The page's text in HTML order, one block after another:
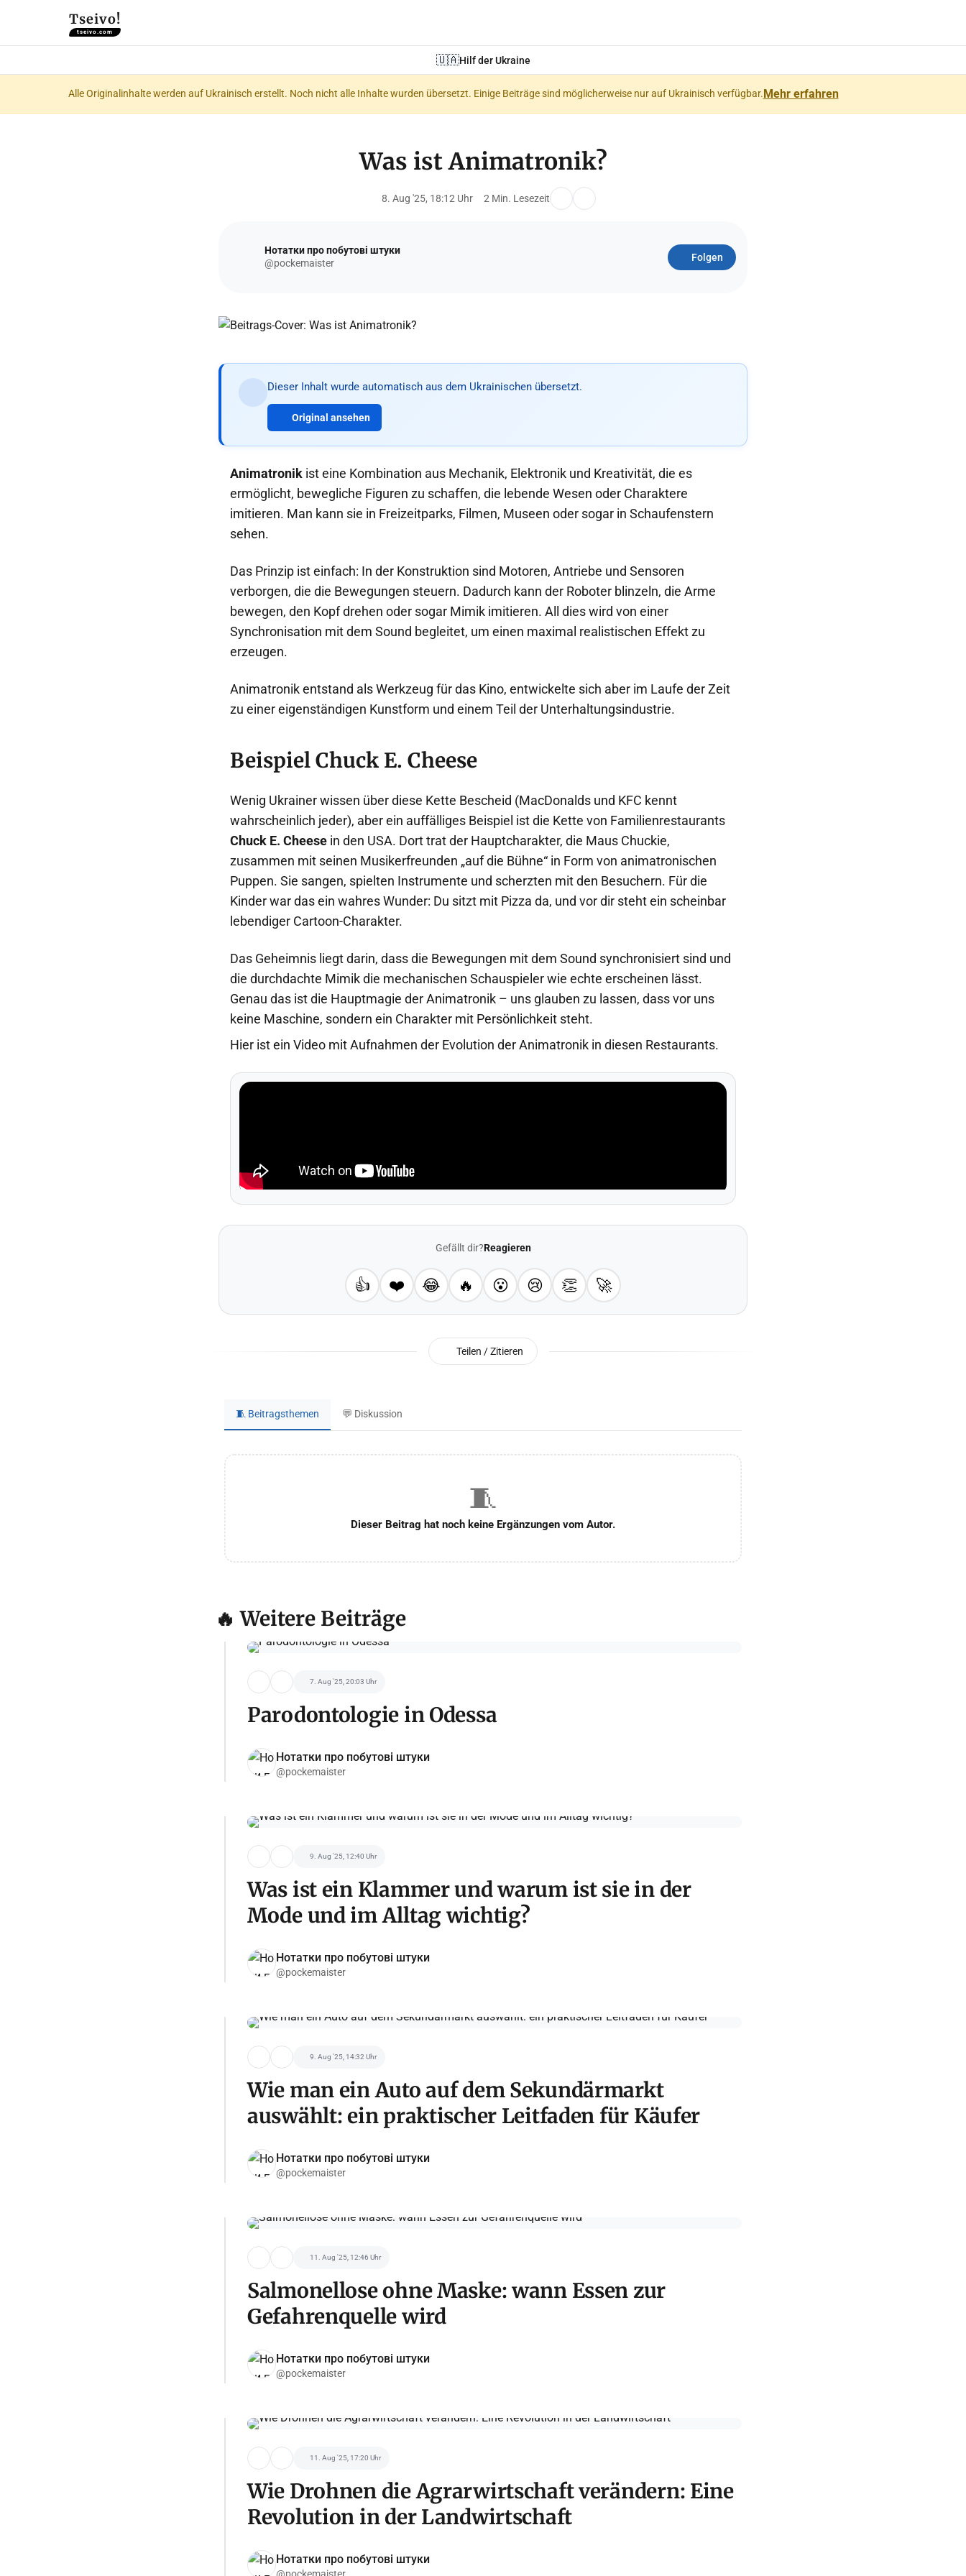
Tseivo!
tseivo.com
🇺🇦Hilf der Ukraine
Alle Originalinhalte werden auf Ukrainisch erstellt. Noch nicht alle Inhalte wurden übersetzt. Einige Beiträge sind möglicherweise nur auf Ukrainisch verfügbar.Mehr erfahren
Was ist Animatronik?
8. Aug '25, 18:12 Uhr 2 Min. Lesezeit
Нотатки про побутові штуки
@pockemaister
Folgen
Dieser Inhalt wurde automatisch aus dem Ukrainischen übersetzt.
Original ansehen
Animatronik ist eine Kombination aus Mechanik, Elektronik und Kreativität, die es
ermöglicht, bewegliche Figuren zu schaffen, die lebende Wesen oder Charaktere
imitieren. Man kann sie in Freizeitparks, Filmen, Museen oder sogar in Schaufenstern
sehen.
Das Prinzip ist einfach: In der Konstruktion sind Motoren, Antriebe und Sensoren
verborgen, die die Bewegungen steuern. Dadurch kann der Roboter blinzeln, die Arme
bewegen, den Kopf drehen oder sogar Mimik imitieren. All dies wird von einer
Synchronisation mit dem Sound begleitet, um einen maximal realistischen Effekt zu
erzeugen.
Animatronik entstand als Werkzeug für das Kino, entwickelte sich aber im Laufe der Zeit
zu einer eigenständigen Kunstform und einem Teil der Unterhaltungsindustrie.
Beispiel Chuck E. Cheese
Wenig Ukrainer wissen über diese Kette Bescheid (MacDonalds und KFC kennt
wahrscheinlich jeder), aber ein auffälliges Beispiel ist die Kette von Familienrestaurants
Chuck E. Cheese in den USA. Dort trat der Hauptcharakter, die Maus Chuckie,
zusammen mit seinen Musikerfreunden „auf die Bühne“ in Form von animatronischen
Puppen. Sie sangen, spielten Instrumente und scherzten mit den Besuchern. Für die
Kinder war das ein wahres Wunder: Du sitzt mit Pizza da, und vor dir steht ein scheinbar
lebendiger Cartoon-Charakter.
Das Geheimnis liegt darin, dass die Bewegungen mit dem Sound synchronisiert sind und
die durchdachte Mimik die mechanischen Schauspieler wie echte erscheinen lässt.
Genau das ist die Hauptmagie der Animatronik – uns glauben zu lassen, dass vor uns
keine Maschine, sondern ein Charakter mit Persönlichkeit steht.
Hier ist ein Video mit Aufnahmen der Evolution der Animatronik in diesen Restaurants.
Gefällt dir?Reagieren
👍 ❤️ 😂 🔥 😮 😢 👏 🚀
Teilen / Zitieren
🧵 Beitragsthemen 💬 Diskussion
🧵
Dieser Beitrag hat noch keine Ergänzungen vom Autor.
🔥 Weitere Beiträge
7. Aug '25, 20:03 Uhr
Parodontologie in Odessa
Нотатки про побутові штуки
@pockemaister
9. Aug '25, 12:40 Uhr
Was ist ein Klammer und warum ist sie in der
Mode und im Alltag wichtig?
Нотатки про побутові штуки
@pockemaister
9. Aug '25, 14:32 Uhr
Wie man ein Auto auf dem Sekundärmarkt
auswählt: ein praktischer Leitfaden für Käufer
Нотатки про побутові штуки
@pockemaister
11. Aug '25, 12:46 Uhr
Salmonellose ohne Maske: wann Essen zur
Gefahrenquelle wird
Нотатки про побутові штуки
@pockemaister
11. Aug '25, 17:20 Uhr
Wie Drohnen die Agrarwirtschaft verändern: Eine
Revolution in der Landwirtschaft
Нотатки про побутові штуки